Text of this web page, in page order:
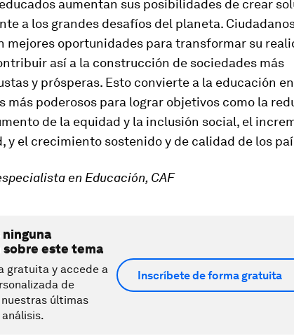
aumentan sus posibilidades de crear
a los grandes desafíos del planeta.
mejores oportunidades para transformar su
así a la construcción de sociedades más
y prósperas. Esto convierte a la educación
más poderosos para lograr objetivos como la
de la equidad y la inclusión social, el
y el crecimiento sostenido y de calidad de los
en Educación, CAF
este tema
gratuita y accede a
de
últimas
Inscríbete de forma gratuita